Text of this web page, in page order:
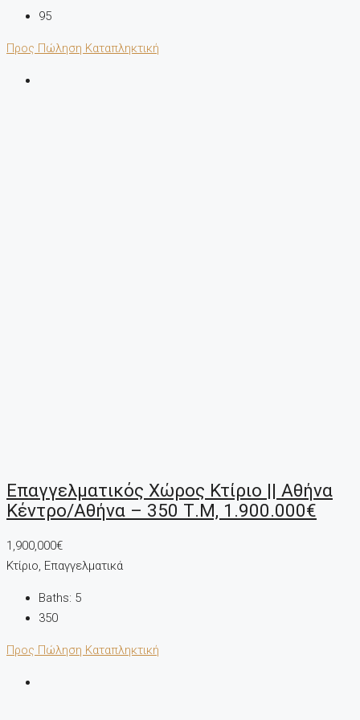
95
Προς Πώληση Καταπληκτική
Επαγγελματικός Χώρος Κτίριο || Αθήνα
Κέντρο/Αθήνα – 350 Τ.μ, 1.900.000€
1,900,000€
Κτίριο, Επαγγελματικά
Baths: 5
350
Προς Πώληση Καταπληκτική